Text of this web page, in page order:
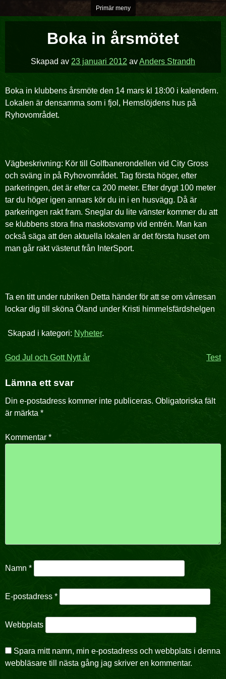
över
Primär meny
Boka in årsmötet
Skapad av 23 januari 2012 avAnders Strandh
Boka in klubbens årsmöte den 14 mars kl 18:00 i kalendern.
Lokalen är densamma som i fjol, Hemslöjdens hus på
Ryhovområdet.
Vägbeskrivning: Kör till Golfbanerondellen vid City Gross
och sväng in på Ryhovområdet. Tag första höger, efter
parkeringen, det är efter ca 200 meter. Efter drygt 100 meter
tar du höger igen annars kör du in i en husvägg. Då är
parkeringen rakt fram. Sneglar du lite vänster kommer du att
se klubbens stora fina maskotsvamp vid entrén. Man kan
också säga att den aktuella lokalen är det första huset om
man går rakt västerut från InterSport.
Ta en titt under rubriken Detta händer för att se om vårresan
lockar dig till sköna Öland under Kristi himmelsfärdshelgen
Skapad i kategori: Nyheter.
Inläggsnavigering
God Jul och Gott Nytt år Test
Lämna ett svar
Din e-postadress kommer inte publiceras. Obligatoriska fält
är märkta *
Kommentar *
Namn *
E-postadress *
Webbplats
Spara mitt namn, min e-postadress och webbplats i denna
webbläsare till nästa gång jag skriver en kommentar.